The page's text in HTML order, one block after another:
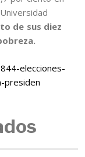
de sus diez
elecciones-
presiden